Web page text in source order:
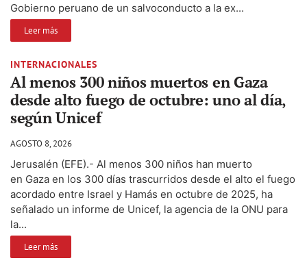
Gobierno peruano de un salvoconducto a la ex...
Leer más
INTERNACIONALES
Al menos 300 niños muertos en Gaza
desde alto fuego de octubre: uno al día,
según Unicef
AGOSTO 8, 2026
Jerusalén (EFE).- Al menos 300 niños han muerto
en Gaza en los 300 días trascurridos desde el alto el fuego
acordado entre Israel y Hamás en octubre de 2025, ha
señalado un informe de Unicef, la agencia de la ONU para
la...
Leer más